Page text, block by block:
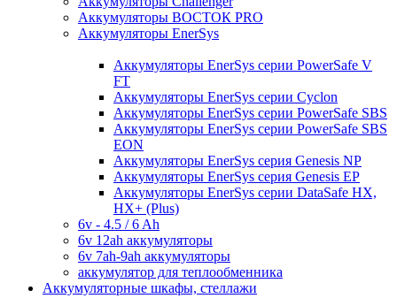
Аккумуляторы ВОСТОК PRO
Аккумуляторы EnerSys
Аккумуляторы EnerSys серии PowerSafe V
FT
Аккумуляторы EnerSys серии Cyclon
Аккумуляторы EnerSys серии PowerSafe SBS
Аккумуляторы EnerSys серии PowerSafe SBS
EON
Аккумуляторы EnerSys серия Genesis NP
Аккумуляторы EnerSys серия Genesis EP
Аккумуляторы EnerSys серии DataSafe HX,
HX+ (Plus)
6v - 4.5 / 6 Ah
6v 12ah аккумуляторы
6v 7ah-9ah аккумуляторы
аккумулятор для теплообменника
Аккумуляторные шкафы, стеллажи